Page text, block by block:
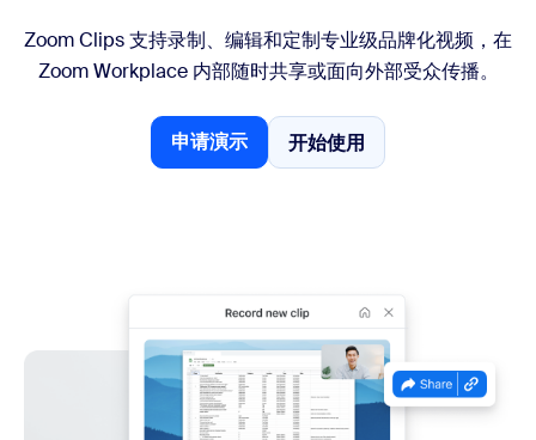
Zoom Clips 支持录制、编辑和定制专业级品牌化视频，在
Zoom Workplace 内部随时共享或面向外部受众传播。
申请演示
申请演示
开始使用
开始使用